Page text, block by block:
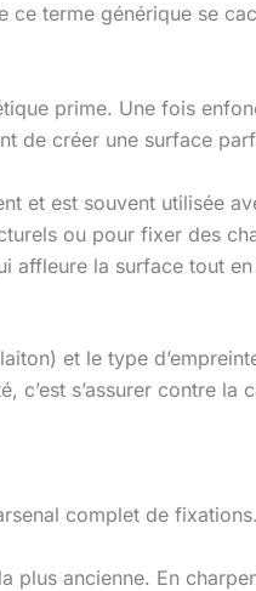
ce terme générique se
prime. Une fois
de créer une surface
et est souvent utilisée
ou pour fixer des
affleure la surface tout
et le type
c’est s’assurer contre
complet de fixations.
ancienne. En